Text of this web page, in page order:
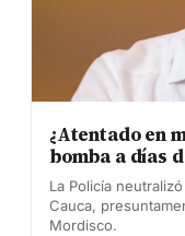
¿Atentado en
bomba a días
La Policía
Cauca,
Mordisco.